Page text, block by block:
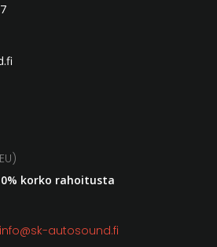
korko rahoitusta
info@sk-autosound.fi